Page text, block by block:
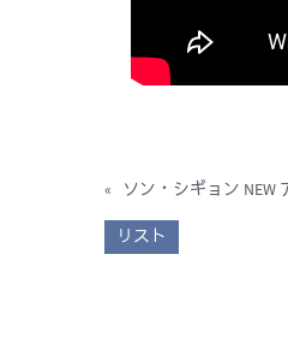
« ソン・シギョン NEW
リスト